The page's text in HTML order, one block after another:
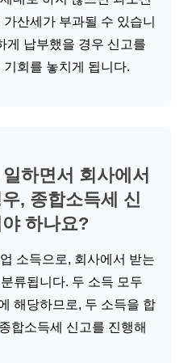
산세가 부과될 수 있습니
게 납부했을 경우 신고를
회를 놓치게 됩니다.
하면서 회사에서
, 종합소득세 신
하나요?
소득으로, 회사에서 받는
류됩니다. 두 소득 모두
해당하므로, 두 소득을 합
합소득세 신고를 진행해